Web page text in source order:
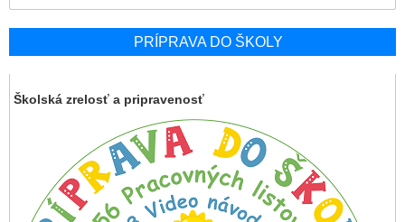
PRÍPRAVA DO ŠKOLY
Školská zrelosť a pripravenosť